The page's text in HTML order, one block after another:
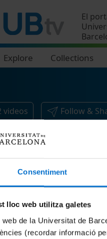
Consentiment
lloc web utilitza galetes
web de la Universitat de
(recordar informació
El
Explore Collections
videos Follow &